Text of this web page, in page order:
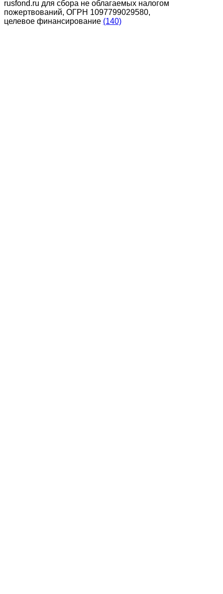
rusfond.ru для сбора не облагаемых налогом
пожертвований, ОГРН 1097799029580,
целевое финансирование (140)